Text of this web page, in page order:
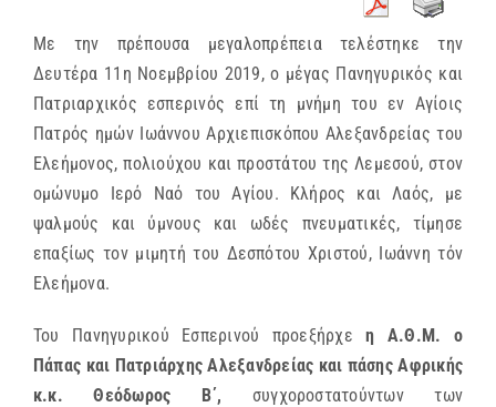
Με την πρέπουσα μεγαλοπρέπεια τελέστηκε την
Δευτέρα 11η Νοεμβρίου 2019, ο μέγας Πανηγυρικός και
Πατριαρχικός εσπερινός επί τη μνήμη του εν Αγίοις
Πατρός ημών Ιωάννου Αρχιεπισκόπου Αλεξανδρείας του
Ελεήμονος, πολιούχου και προστάτου της Λεμεσού, στον
ομώνυμο Ιερό Ναό του Αγίου. Κλήρος και Λαός, με
ψαλμούς και ύμνους και ωδές πνευματικές, τίμησε
επαξίως τον μιμητή του Δεσπότου Χριστού, Ιωάννη τόν
Ελεήμονα.
Του Πανηγυρικού Εσπερινού προεξήρχεη Α.Θ.Μ. ο
Πάπας και Πατριάρχης Αλεξανδρείας και πάσης Αφρικής
κ.κ. Θεόδωρος Β΄, συγχοροστατούντων των